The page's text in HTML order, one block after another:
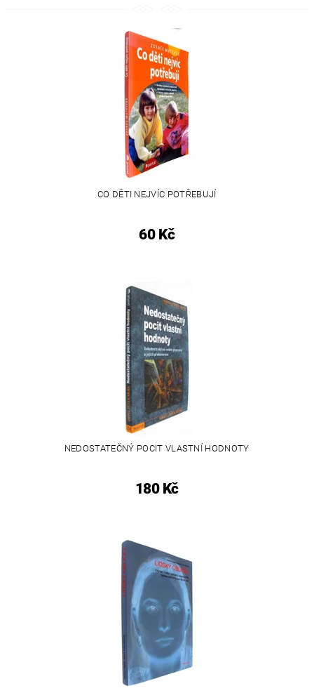
CO DĚTI NEJVÍC POTŘEBUJÍ
60 Kč
NEDOSTATEČNÝ POCIT VLASTNÍ HODNOTY
180 Kč